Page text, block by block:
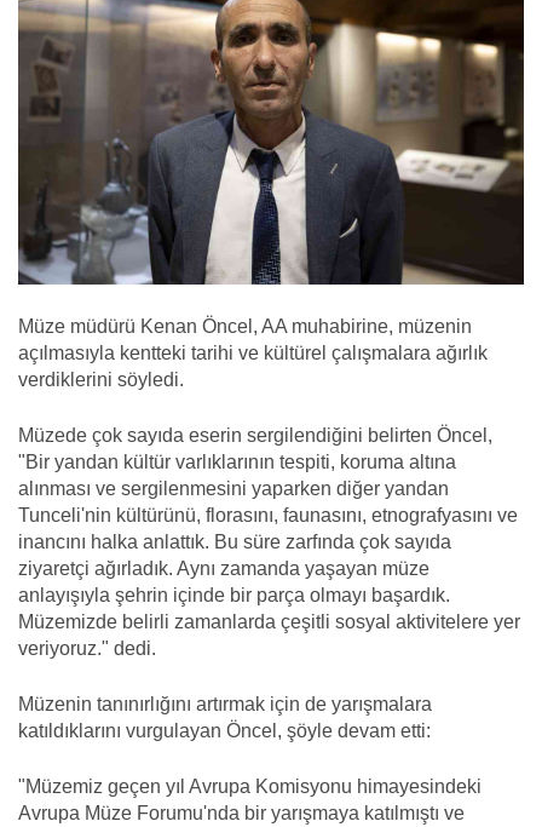
Müze müdürü Kenan Öncel, AA muhabirine, müzenin
açılmasıyla kentteki tarihi ve kültürel çalışmalara ağırlık
verdiklerini söyledi.
Müzede çok sayıda eserin sergilendiğini belirten Öncel,
"Bir yandan kültür varlıklarının tespiti, koruma altına
alınması ve sergilenmesini yaparken diğer yandan
Tunceli'nin kültürünü, florasını, faunasını, etnografyasını ve
inancını halka anlattık. Bu süre zarfında çok sayıda
ziyaretçi ağırladık. Aynı zamanda yaşayan müze
anlayışıyla şehrin içinde bir parça olmayı başardık.
Müzemizde belirli zamanlarda çeşitli sosyal aktivitelere yer
veriyoruz." dedi.
Müzenin tanınırlığını artırmak için de yarışmalara
katıldıklarını vurgulayan Öncel, şöyle devam etti:
"Müzemiz geçen yıl Avrupa Komisyonu himayesindeki
Avrupa Müze Forumu'nda bir yarışmaya katılmıştı ve